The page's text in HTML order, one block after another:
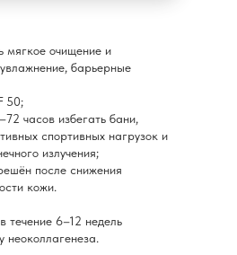
мягкое очищение и
барьерные
50;
часов избегать бани,
спортивных нагрузок и
излучения;
после снижения
кожи.
течение 6–12 недель
неоколлагенеза.